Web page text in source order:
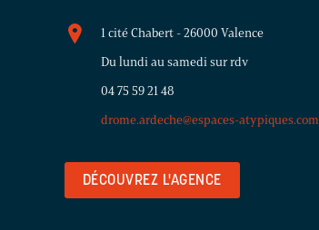
1 cité Chabert - 26000 Valence
Du lundi au samedi sur rdv
04 75 59 21 48
drome.ardeche@espaces-atypiques.com
DÉCOUVREZ L'AGENCE